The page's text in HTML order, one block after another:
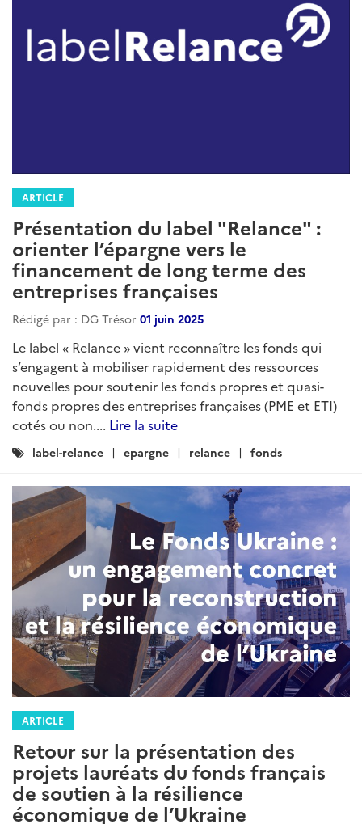
ARTICLE
Présentation du label "Relance" :
orienter l’épargne vers le
financement de long terme des
entreprises françaises
Rédigé par : DG Trésor 01 juin 2025
Le label « Relance » vient reconnaître les fonds qui
s’engagent à mobiliser rapidement des ressources
nouvelles pour soutenir les fonds propres et quasi-
fonds propres des entreprises françaises (PME et ETI)
cotés ou non.... Lire la suite
Catégories
label-relance epargne relance fonds
ARTICLE
Retour sur la présentation des
projets lauréats du fonds français
de soutien à la résilience
économique de l’Ukraine